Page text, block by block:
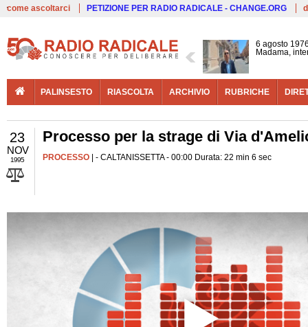
come ascoltarci PETIZIONE PER RADIO RADICALE - CHANGE.ORG
6 agosto
Madama,
PALINSESTO RIASCOLTA ARCHIVIO RUBRICHE
23
NOV
1995
Processo per la strage di Via
PROCESSO | - CALTANISSETTA - 00:00 Durata: 22 min 6 sec